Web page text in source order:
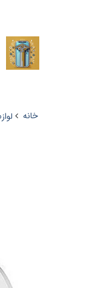
خانه